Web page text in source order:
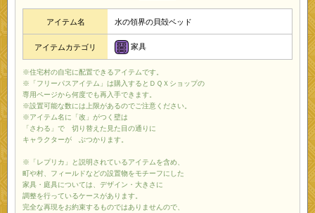
アイテム名 水の領界の貝殻ベッド
アイテムカテゴリ 家具
※住宅村の自宅に配置できるアイテムです。
※「フリーパスアイテム」は購入するとＤＱＸショップの
専用ページから何度でも再入手できます。
※設置可能な数には上限があるのでご注意ください。
※アイテム名に「改」がつく壁は
「さわる」で 切り替えた見た目の通りに
キャラクターが ぶつかります。
※「レプリカ」と説明されているアイテムを含め、
町や村、フィールドなどの設置物をモチーフにした
家具・庭具については、デザイン・大きさに
調整を行っているケースがあります。
完全な再現をお約束するものではありませんので、